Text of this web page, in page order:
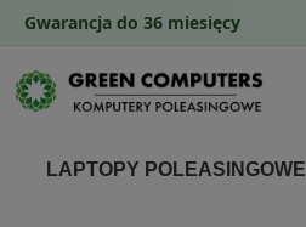
LAPTOPY POLEASINGOWE
Gwarancja do 36 miesięcy